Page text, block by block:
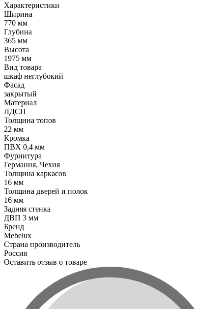
Характеристики
Ширина
770 мм
Глубина
365 мм
Высота
1975 мм
Вид товара
шкаф неглубокий
Фасад
закрытый
Материал
ЛДСП
Толщина топов
22 мм
Кромка
ПВХ 0,4 мм
Фурнитура
Германия, Чехия
Толщина каркасов
16 мм
Толщина дверей и полок
16 мм
Задняя стенка
ДВП 3 мм
Бренд
Mebelux
Страна производитель
Россия
Оставить отзыв о товаре